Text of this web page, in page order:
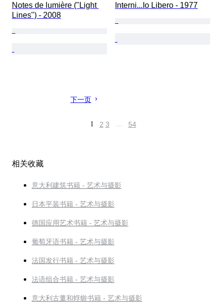
Notes de lumière ("Light
Lines") - 2008
Interni...Io Libero - 1977
下一页
1 2 3 … 54
相关收藏
意大利建筑书籍 - 艺术与摄影
日本平装书籍 - 艺术与摄影
德国应用艺术书籍 - 艺术与摄影
葡萄牙语书籍 - 艺术与摄影
法国发行书籍 - 艺术与摄影
法语组合书籍 - 艺术与摄影
意大利古董和蜉蝣书籍 - 艺术与摄影